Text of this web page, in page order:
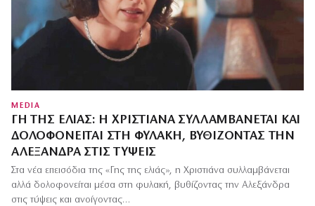
MEDIA
ΓΗ ΤΗΣ ΕΛΙΆΣ: Η ΧΡΙΣΤΙΆΝΑ ΣΥΛΛΑΜΒΆΝΕΤΑΙ ΚΑΙ
ΔΟΛΟΦΟΝΕΊΤΑΙ ΣΤΗ ΦΥΛΑΚΉ, ΒΥΘΊΖΟΝΤΑΣ ΤΗΝ
ΑΛΕΞΆΝΔΡΑ ΣΤΙΣ ΤΎΨΕΙΣ
Στα νέα επεισόδια της «Γης της ελιάς», η Χριστιάνα συλλαμβάνεται
αλλά δολοφονείται μέσα στη φυλακή, βυθίζοντας την Αλεξάνδρα
στις τύψεις και ανοίγοντας…